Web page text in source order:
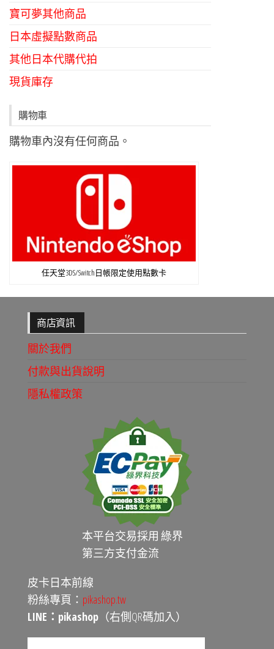
寶可夢其他商品
日本虛擬點數商品
其他日本代購代拍
現貨庫存
購物車
購物車內沒有任何商品。
任天堂3DS/Switch日帳限定使用點數卡
商店資訊
關於我們
付款與出貨說明
隱私權政策
本平台交易採用 綠界
第三方支付金流
皮卡日本前線
粉絲專頁： pikashop.tw
LINE：pikashop （右側QR碼加入）